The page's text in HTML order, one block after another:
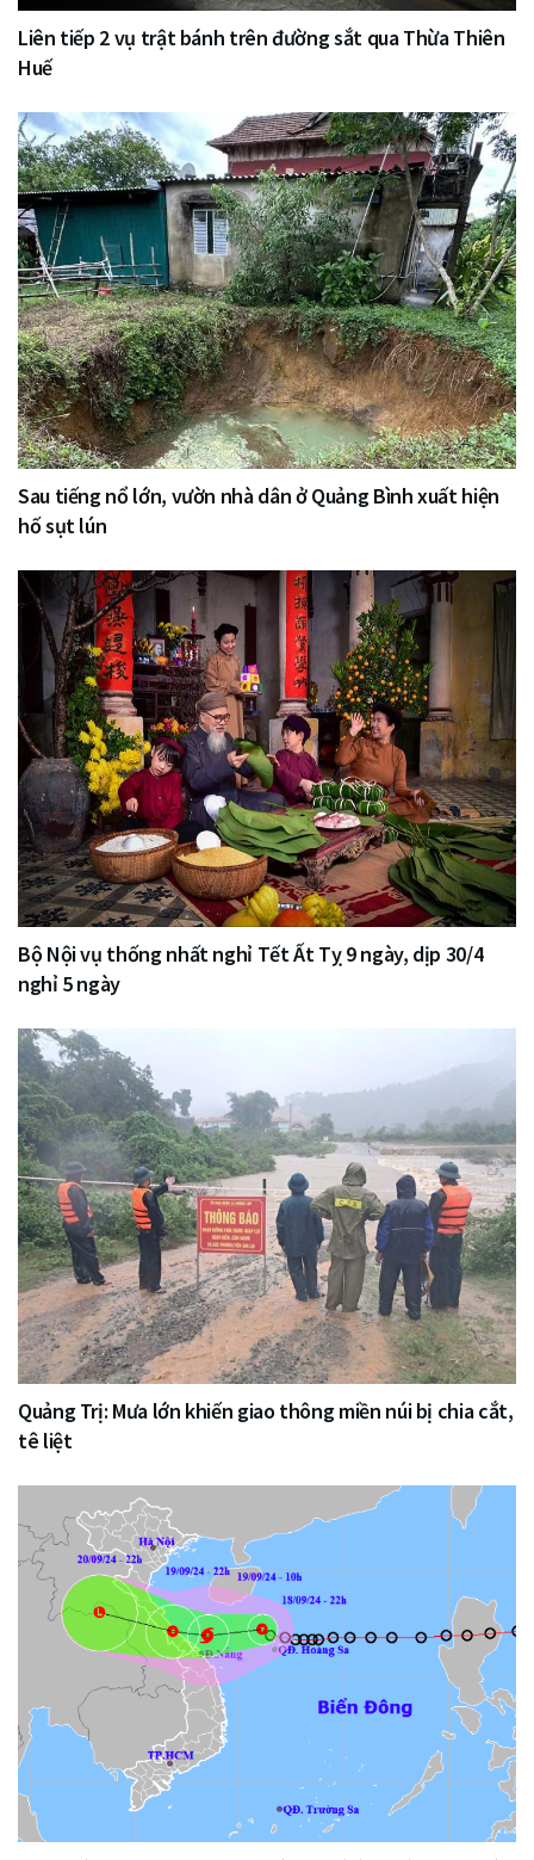
Liên tiếp 2 vụ trật bánh trên đường sắt qua Thừa Thiên
Huế
Sau tiếng nổ lớn, vườn nhà dân ở Quảng Bình xuất hiện
hố sụt lún
Bộ Nội vụ thống nhất nghỉ Tết Ất Tỵ 9 ngày, dịp 30/4
nghỉ 5 ngày
Quảng Trị: Mưa lớn khiến giao thông miền núi bị chia cắt,
tê liệt